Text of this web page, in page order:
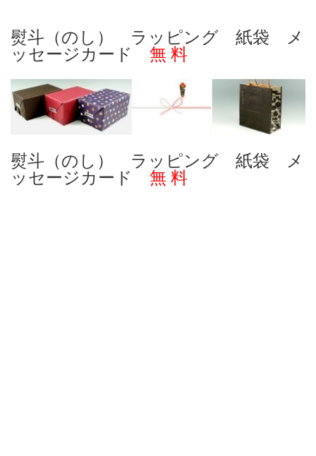
熨斗（のし） ラッピング 紙袋 メ
ッセージカード
無 料
熨斗（のし） ラッピング 紙袋 メ
ッセージカード
無 料